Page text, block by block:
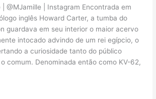
| @MJamille | Instagram Encontrada em
inglês Howard Carter, a tumba do
guardava em seu interior o maior acervo
intocado advindo de um rei egípcio, o
a curiosidade tanto do público
comum. Denominada então como KV-62,